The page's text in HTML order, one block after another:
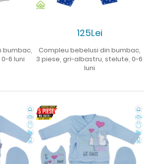
bumbac,
6 luni
125Lei
Compleu bebelusi din bumbac,
3 piese, gri-albastru, stelute, 0-6
luni